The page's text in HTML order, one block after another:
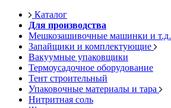
Каталог
Для производства
Мешкозашивочные машинки и т.д.
Запайщики и комплектующие
Вакуумные упаковщики
Термоусадочное оборудование
Тент строительный
Упаковочные материалы и тара
Нитритная соль